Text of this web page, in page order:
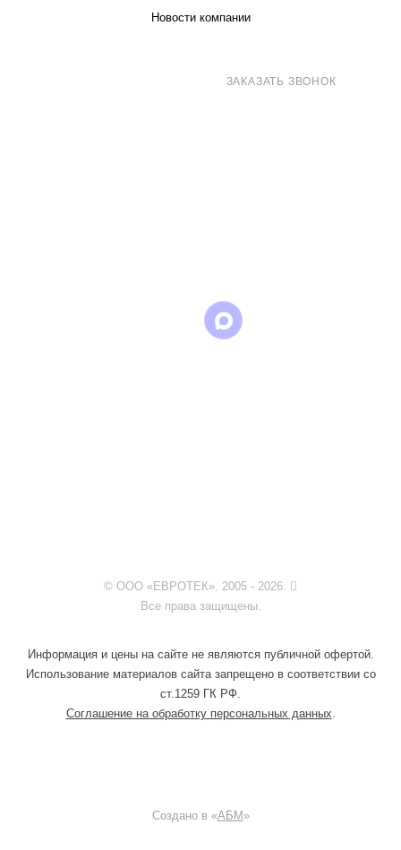
Новости компании
ЗАКАЗАТЬ ЗВОНОК
© ООО «ЕВРОТЕК». 2005 - 2026.
Все права защищены.
Информация и цены на сайте не являются публичной офертой.
Использование материалов сайта запрещено в соответствии со
ст.1259 ГК РФ.
Соглашение на обработку персональных данных
Создано в «АБМ»